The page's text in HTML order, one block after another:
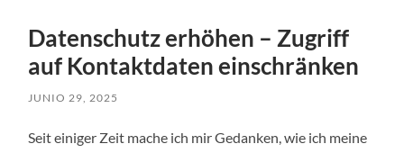
Datenschutz erhöhen – Zugriff
auf Kontaktdaten einschränken
JUNIO 29, 2025
Seit einiger Zeit mache ich mir Gedanken, wie ich meine